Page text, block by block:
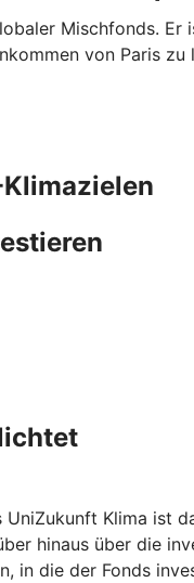
Mischfonds.
von Paris
Klima ist
hinaus über die
in die der Fonds